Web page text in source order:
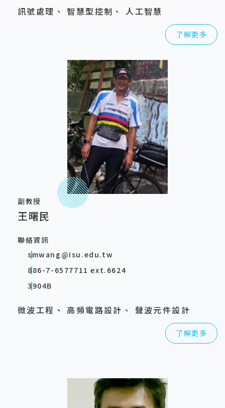
訊號處理、 智慧型控制、 人工智慧
了解更多
副教授
王曙民
聯絡資訊
smwang@isu.edu.tw
886-7-6577711 ext.6624
3904B
微波工程、 高頻電路設計、 聲波元件設計
了解更多